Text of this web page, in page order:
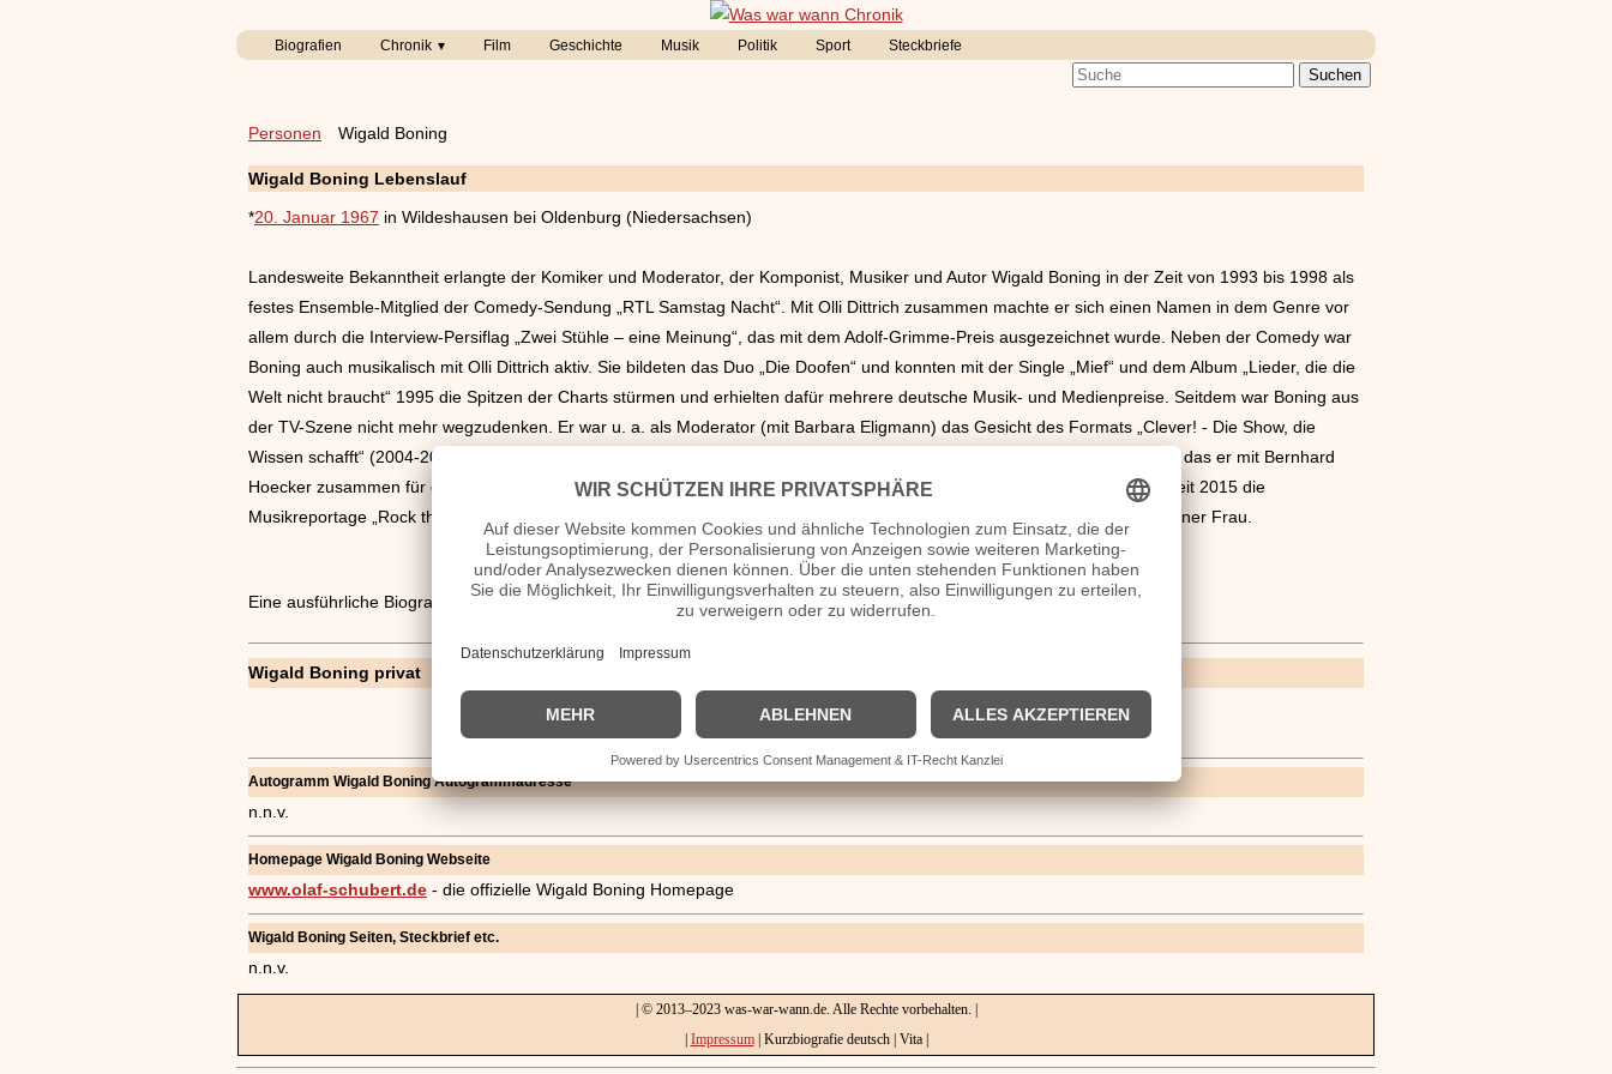
Biografien Chronik Film Geschichte Musik Politik Sport Steckbriefe
Personen Wigald Boning
Wigald Boning Lebenslauf
*20. Januar 1967 in Wildeshausen bei Oldenburg (Niedersachsen)
Landesweite Bekanntheit erlangte der Komiker und Moderator, der Komponist, Musiker und Autor Wigald Boning in der Zeit von 1993 bis 1998 als
festes Ensemble-Mitglied der Comedy-Sendung „RTL Samstag Nacht“. Mit Olli Dittrich zusammen machte er sich einen Namen in dem Genre vor
allem durch die Interview-Persiflag „Zwei Stühle – eine Meinung“, das mit dem Adolf-Grimme-Preis ausgezeichnet wurde. Neben der Comedy war
Boning auch musikalisch mit Olli Dittrich aktiv. Sie bildeten das Duo „Die Doofen“ und konnten mit der Single „Mief“ und dem Album „Lieder, die die
Welt nicht braucht“ 1995 die Spitzen der Charts stürmen und erhielten dafür mehrere deutsche Musik- und Medienpreise. Seitdem war Boning aus
der TV-Szene nicht mehr wegzudenken. Er war u. a. als Moderator (mit Barbara Eligmann) das Gesicht des Formats „Clever! - Die Show, die
Wissen schafft“ (2004-2008). Es folgte in den Jahren 2012 und
das satirische Wissensmagazin „Nicht nachmachen!“, das er mit Bernhard
Hoecker zusammen für das ZDF moderierte. Boning präsentiert das ZDF-Polit-Impro „Vier sind das Volk“ (seit 2014) und seit 2015 die
Musikreportage „Rock the Classic“ (3Sat). Wigald Boning ist verheiratet und hat zwei Kinder, trennte sich aber 2015 von seiner Frau.
Eine ausführliche Biografie ist in Arbeit.
Wigald Boning privat
Autogramm Wigald Boning Autogrammadresse
n.n.v.
Homepage Wigald Boning Webseite
www.olaf-schubert.de - die offizielle Wigald Boning Homepage
Wigald Boning Seiten, Steckbrief etc.
n.n.v.
| © 2013–2023 was-war-wann.de. Alle Rechte vorbehalten. |
| Impressum| Kurzbiografie deutsch | Vita |